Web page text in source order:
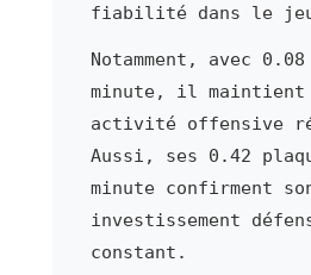
fiabilité dans le jeu
Notamment, avec
minute, il maintient
activité offensive
Aussi, ses 0.42
minute confirment
investissement
constant.